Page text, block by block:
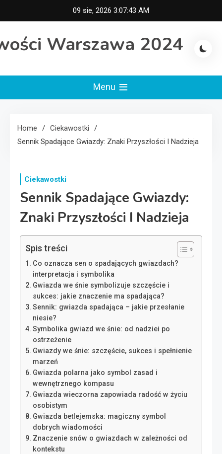
to
09 sie, 2026 3:07:43 AM
Warszawa 2024
Menu
Home
Ciekawostki
Sennik Spadające Gwiazdy: Znaki Przyszłości I Nadzieja
Ciekawostki
Sennik Spadające Gwiazdy:
Znaki Przyszłości I Nadzieja
Spis treści
Co oznacza sen o spadających gwiazdach?
interpretacja i symbolika
Gwiazda we śnie symbolizuje szczęście i
sukces: jakie znaczenie ma spadająca?
Sennik: gwiazda spadająca – jakie przesłanie
niesie?
Symbolika gwiazd we śnie: od nadziei po
ostrzeżenie
Gwiazdy we śnie: szczęście, sukces i spełnienie
marzeń
Gwiazda polarna jako symbol zasad i
wewnętrznego kompasu
Gwiazda wieczorna zapowiada radość w życiu
osobistym
Gwiazda betlejemska: magiczny symbol
dobrych wiadomości
Znaczenie snów o gwiazdach w zależności od
kontekstu